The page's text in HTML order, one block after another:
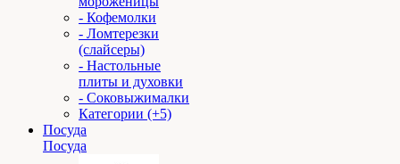
- Кофемолки
- Ломтерезки
(слайсеры)
- Настольные
плиты и духовки
- Соковыжималки
Категории (+5)
Посуда
Посуда